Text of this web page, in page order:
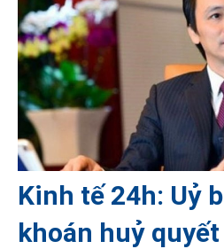
Kinh tế 24h: Uỷ
khoán huỷ